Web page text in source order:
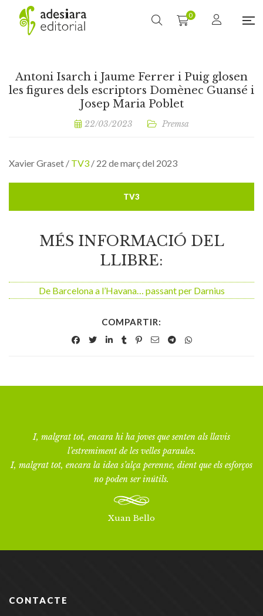
0
Antoni Isarch i Jaume Ferrer i Puig glosen
les figures dels escriptors Domènec Guansé i
Josep Maria Poblet
22/03/2023 Premsa
Xavier Graset / TV3 / 22 de març del 2023
TV3
MÉS INFORMACIÓ DEL
LLIBRE:
De Barcelona a l’Havana… passant per Darnius
COMPARTIR:
I, malgrat tot, encara hi ha joves que senten als llavis
l’estremiment de les velles paraules.
I, malgrat tot, encara la idea s’alça perenne, dient que els esforços
no poden ser inútils.
Xuan Bello
CONTACTE